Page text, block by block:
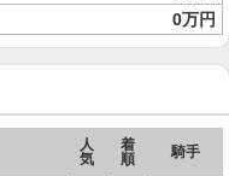
0万円
人
気
着
順
騎手